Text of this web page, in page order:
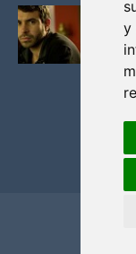
y
LA